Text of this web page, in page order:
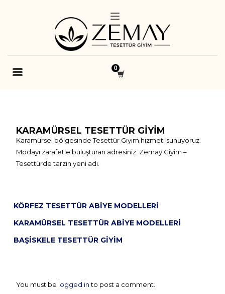
KARAMÜRSEL TESETTÜR GIYIM
Karamürsel bölgesinde Tesettür Giyim hizmeti sunuyoruz.
Modayı zarafetle buluşturan adresiniz: Zemay Giyim –
Tesettürde tarzın yeni adı.
KÖRFEZ TESETTÜR ABIYE MODELLERI
KARAMÜRSEL TESETTÜR ABIYE MODELLERI
BAŞISKELE TESETTÜR GIYIM
You must be logged into post a comment.